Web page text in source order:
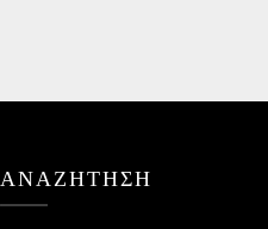
ΑΝΑΖΉΤΗΣΗ